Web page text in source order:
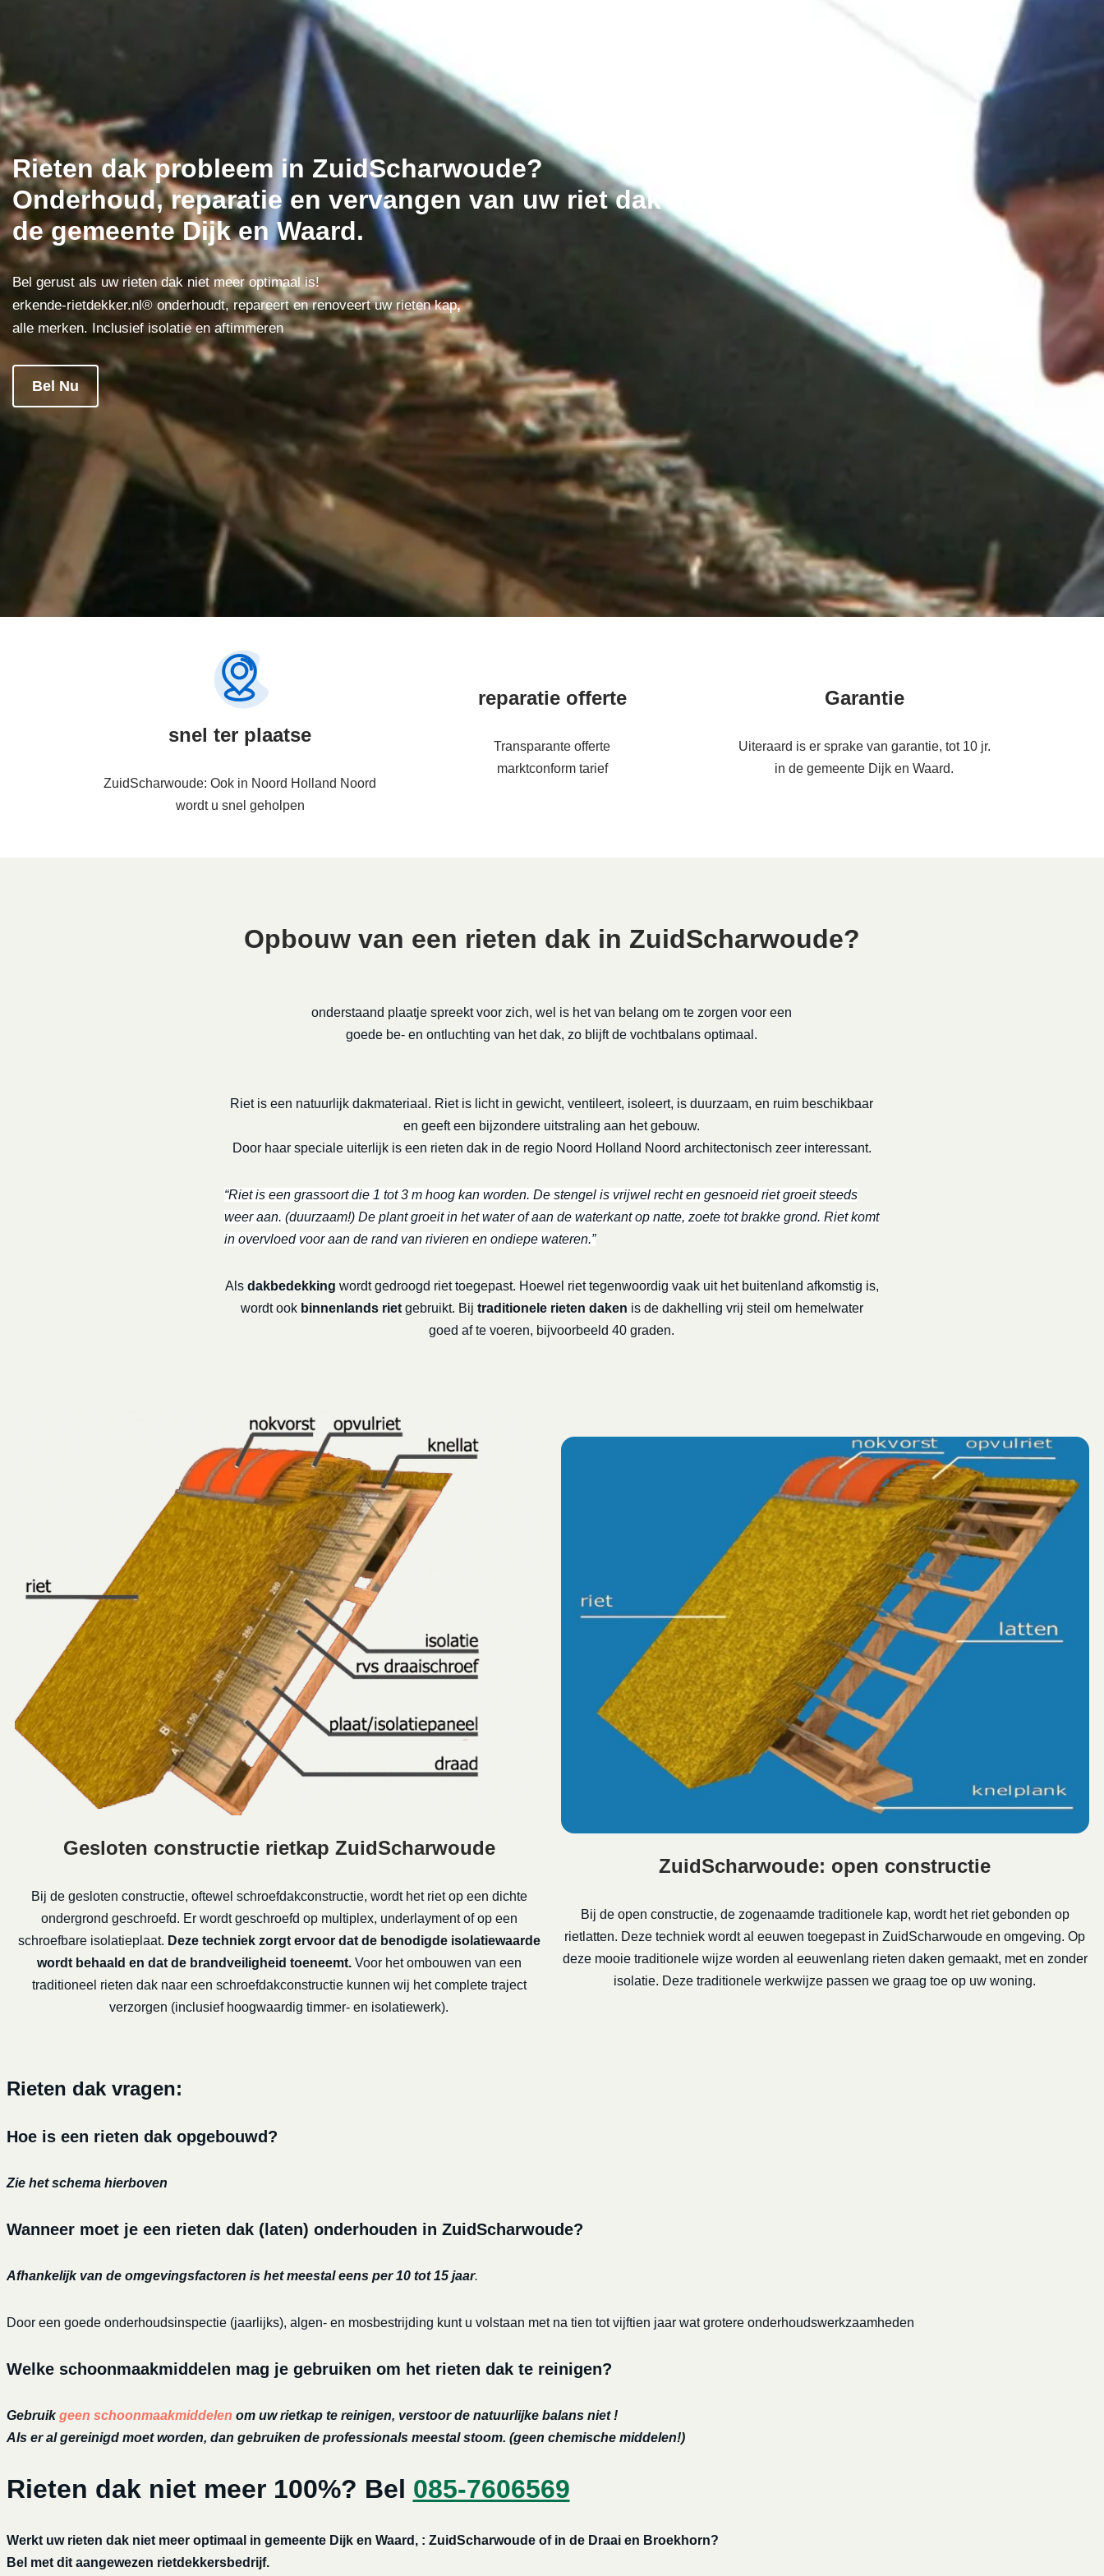
Rieten dak probleem in ZuidScharwoude?
Onderhoud, reparatie en vervangen van uw riet dak in
de gemeente Dijk en Waard.
Bel gerust als uw rieten dak niet meer optimaal is!
erkende-rietdekker.nl® onderhoudt, repareert en renoveert uw rieten kap,
alle merken. Inclusief isolatie en aftimmeren
Bel Nu
snel ter plaatse
ZuidScharwoude: Ook in Noord Holland Noord
wordt u snel geholpen
reparatie offerte
Transparante offerte
marktconform tarief
Garantie
Uiteraard is er sprake van garantie, tot 10 jr.
in de gemeente Dijk en Waard.
Opbouw van een rieten dak in ZuidScharwoude?
onderstaand plaatje spreekt voor zich, wel is het van belang om te zorgen voor een
goede be- en ontluchting van het dak, zo blijft de vochtbalans optimaal.
Riet is een natuurlijk dakmateriaal. Riet is licht in gewicht, ventileert, isoleert, is duurzaam, en ruim beschikbaar
en geeft een bijzondere uitstraling aan het gebouw.
Door haar speciale uiterlijk is een rieten dak in de regio Noord Holland Noord architectonisch zeer interessant.
“Riet is een grassoort die 1 tot 3 m hoog kan worden. De stengel is vrijwel recht en gesnoeid riet groeit steeds
weer aan. (duurzaam!) De plant groeit in het water of aan de waterkant op natte, zoete tot brakke grond. Riet komt
in overvloed voor aan de rand van rivieren en ondiepe wateren.”
Als dakbedekking wordt gedroogd riet toegepast. Hoewel riet tegenwoordig vaak uit het buitenland afkomstig is,
wordt ook binnenlands rietgebruikt. Bij traditionele rieten daken is de dakhelling vrij steil om hemelwater
goed af te voeren, bijvoorbeeld 40 graden.
Gesloten constructie rietkap ZuidScharwoude
Bij de gesloten constructie, oftewel schroefdakconstructie, wordt het riet op een dichte
ondergrond geschroefd. Er wordt geschroefd op multiplex, underlayment of op een
schroefbare isolatieplaat. Deze techniek zorgt ervoor dat de benodigde isolatiewaarde
wordt behaald en dat de brandveiligheid toeneemt.Voor het ombouwen van een
traditioneel rieten dak naar een schroefdakconstructie kunnen wij het complete traject
verzorgen (inclusief hoogwaardig timmer- en isolatiewerk).
ZuidScharwoude: open constructie
Bij de open constructie, de zogenaamde traditionele kap, wordt het riet gebonden op
rietlatten. Deze techniek wordt al eeuwen toegepast in ZuidScharwoude en omgeving. Op
deze mooie traditionele wijze worden al eeuwenlang rieten daken gemaakt, met en zonder
isolatie. Deze traditionele werkwijze passen we graag toe op uw woning.
Rieten dak vragen:
Hoe is een rieten dak opgebouwd?
Zie het schema hierboven
Wanneer moet je een rieten dak (laten) onderhouden in ZuidScharwoude?
Afhankelijk van de omgevingsfactoren is het meestal eens per 10 tot 15 jaar.
Door een goede onderhoudsinspectie (jaarlijks), algen- en mosbestrijding kunt u volstaan met na tien tot vijftien jaar wat grotere onderhoudswerkzaamheden
Welke schoonmaakmiddelen mag je gebruiken om het rieten dak te reinigen?
Gebruikgeen schoonmaakmiddelen om uw rietkap te reinigen, verstoor de natuurlijke balans niet !
Als er al gereinigd moet worden, dan gebruiken de professionals meestal stoom. (geen chemische middelen!)
Rieten dak niet meer 100%? Bel 085-7606569
Werkt uw rieten dak niet meer optimaal in gemeente Dijk en Waard, : ZuidScharwoude of in de Draai en Broekhorn?
Bel met dit aangewezen rietdekkersbedrijf.